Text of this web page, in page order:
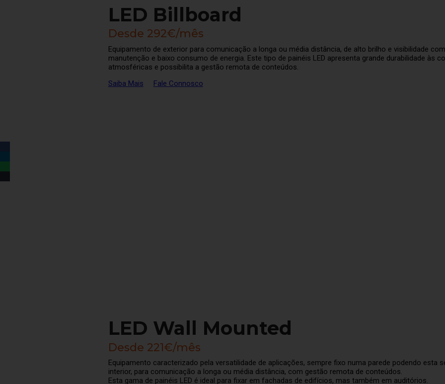
LED Billboard
Desde 292€/mês
Equipamento de exterior para comunicação a longa ou média distância, de alto brilho e visibilidade
manutenção e baixo consumo de energia. Este tipo de painéis LED apresenta grande durabilidade às
atmosféricas e possibilita a gestão remota de conteúdos.
Saiba Mais
Fale Connosco
LED Wall Mounted
Desde 221€/mês
Equipamento caracterizado pela versatilidade de aplicações, sempre fixo numa parede podendo esta
interior, para comunicação a longa ou média distância, com gestão remota de conteúdos.
Esta gama de painéis LED é ideal para fixar em fachadas de edifícios, mas também em auditórios.